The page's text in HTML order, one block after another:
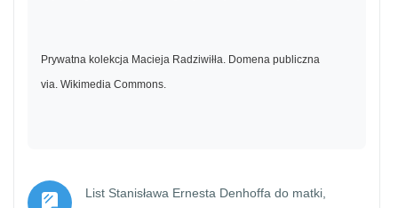
Prywatna kolekcja Macieja Radziwiłła. Domena publiczna
via. Wikimedia Commons.
List Stanisława Ernesta Denhoffa do matki,